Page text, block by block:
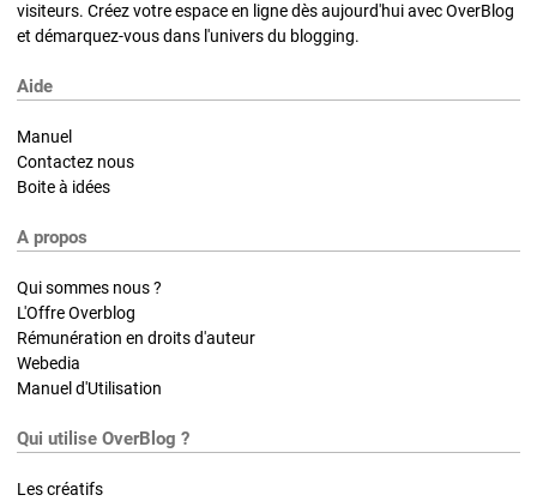
visiteurs. Créez votre espace en ligne dès aujourd'hui avec OverBlog
et démarquez-vous dans l'univers du blogging.
Aide
Manuel
Contactez nous
Boite à idées
A propos
Qui sommes nous ?
L'Offre Overblog
Rémunération en droits d'auteur
Webedia
Manuel d'Utilisation
Qui utilise OverBlog ?
Les créatifs